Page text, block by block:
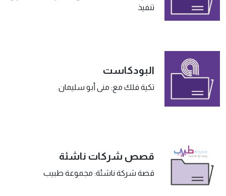
تنفيذ
البودكاست
تكية فلك مع: منى أبو سليمان
قصص شركات ناشئة
قصة شركة ناشئة: مجموعة طبيب